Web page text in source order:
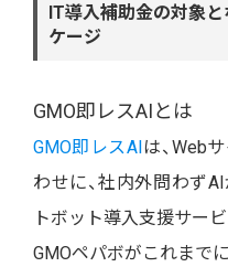
IT導入補助金の対象と
ケージ
GMO即レスAIとは
GMO即レスAIは、Web
わせに、社内外問わず
トボット導入支援サービ
GMOペパボがこれまで